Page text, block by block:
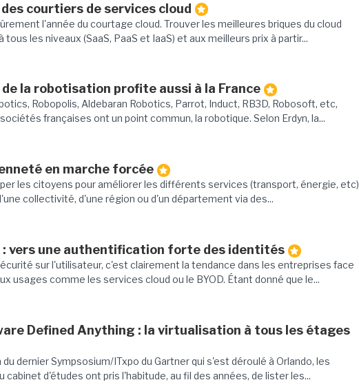
courtiers de services cloud
l'année du courtage cloud. Trouver les meilleures briques du cloud
tous les niveaux (SaaS, PaaS et IaaS) et aux meilleurs prix à partir...
de la robotisation profite aussi à la France
Robopolis, Aldebaran Robotics, Parrot, Induct, RB3D, Robosoft, etc,
françaises ont un point commun, la robotique. Selon Erdyn, la...
en marche forcée
les citoyens pour améliorer les différents services (transport, énergie, etc)
collectivité, d'une région ou d'un département via des...
vers une authentification forte des identités
sur l'utilisateur, c'est clairement la tendance dans les entreprises face
usages comme les services cloud ou le BYOD. Étant donné que le...
Defined Anything : la virtualisation à tous les étages
du dernier Sympsosium/ITxpo du Gartner qui s'est déroulé à Orlando, les
cabinet d'études ont pris l'habitude, au fil des années, de lister les...